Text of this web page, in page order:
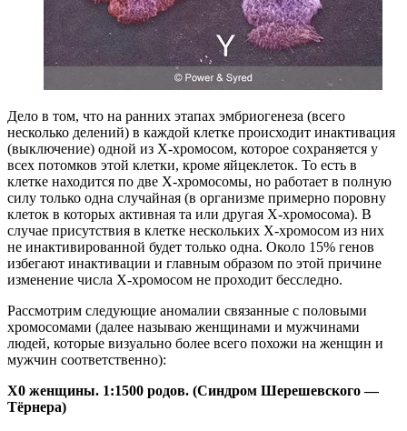
Дело в том, что на ранних этапах эмбриогенеза (всего
несколько делений) в каждой клетке происходит инактивация
(выключение) одной из Х-хромосом, которое сохраняется у
всех потомков этой клетки, кроме яйцеклеток. То есть в
клетке находится по две Х-хромосомы, но работает в полную
силу только одна случайная (в организме примерно поровну
клеток в которых активная та или другая Х-хромосома). В
случае присутствия в клетке нескольких Х-хромосом из них
не инактивированной будет только одна. Около 15% генов
избегают инактивации и главным образом по этой причине
изменение числа Х-хромосом не проходит бесследно.
Рассмотрим следующие аномалии связанные с половыми
хромосомами (далее называю женщинами и мужчинами
людей, которые визуально более всего похожи на женщин и
мужчин соответственно):
Х0 женщины. 1:1500 родов. (Синдром Шерешевского —
Тёрнера)